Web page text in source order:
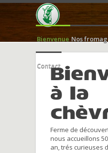
Bienvenue Nos
Contact
à la
Ferme de
nous accueillons
an, trés curieuses